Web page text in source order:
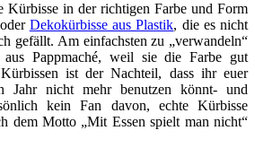
Kürbisse in der richtigen Farbe und Form
oder Dekokürbisse aus Plastik, die es nicht
gefällt. Am einfachsten zu „verwandeln“
aus Pappmaché, weil sie die Farbe gut
ist der Nachteil, dass ihr euer
Jahr nicht mehr benutzen könnt- und
kein Fan davon, echte Kürbisse
dem Motto „Mit Essen spielt man nicht“